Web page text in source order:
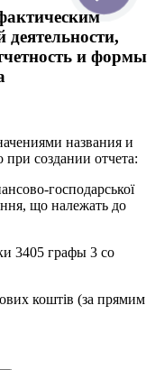
деятельности,
и формы
названия и
создании отчета:
господарської
що належать до
3405 графы 3 со
коштiв (за прямим